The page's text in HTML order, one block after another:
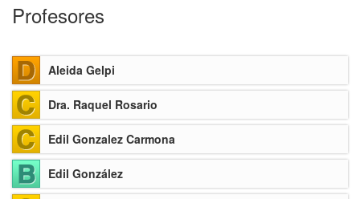
Profesores
Aleida Gelpi
Dra. Raquel Rosario
Edil Gonzalez Carmona
Edil González